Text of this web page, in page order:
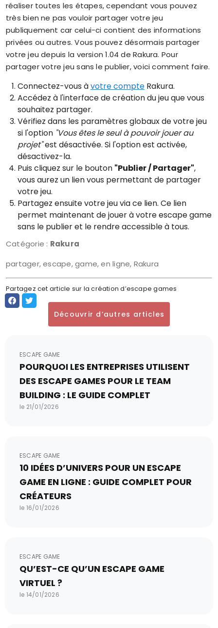
réaliser toutes les étapes, cependant vous pouvez
très bien ne pas vouloir partager votre jeu
publiquement car celui-ci contient des informations
privées ou autres. Vous pouvez désormais partager
votre jeu depuis la version 1.04 de Rakura. Pour
partager votre jeu sans le publier, voici comment faire.
Connectez-vous àvotre compte Rakura.
Accédez à l'interface de création du jeu que vous
souhaitez partager.
Vérifiez dans les paramètres globaux de votre jeu
si l'option "Vous êtes le seul à pouvoir jouer au
projet"est désactivée. Si l'option est activée,
désactivez-la.
Puis cliquez sur le bouton "Publier / Partager",
vous aurez un lien vous permettant de partager
votre jeu.
Partagez ensuite votre jeu via ce lien. Ce lien
permet maintenant de jouer à votre escape game
sans le publier et le rendre accessible à tous.
Catégorie : Rakura
partager, escape, game, en ligne, Rakura
Partagez cet article sur la création d’escape games
Découvrir d’autres articles
ESCAPE GAME
POURQUOI LES ENTREPRISES UTILISENT
DES ESCAPE GAMES POUR LE TEAM
BUILDING : LE GUIDE COMPLET
le 21/01/2026
ESCAPE GAME
10 IDÉES D’UNIVERS POUR UN ESCAPE
GAME EN LIGNE : GUIDE COMPLET POUR
CRÉATEURS
le 16/01/2026
ESCAPE GAME
QU’EST-CE QU’UN ESCAPE GAME
VIRTUEL ?
le 14/01/2026